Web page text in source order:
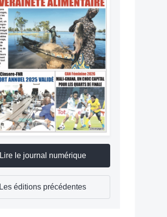
Lire le journal numérique
Les éditions précédentes